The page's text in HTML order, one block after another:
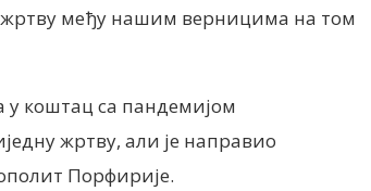
жртву међу нашим верницима на том
у коштац са пандемијом
жртву, али је направио
Порфирије.